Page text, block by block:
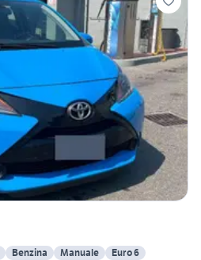
Benzina Manuale Euro 6